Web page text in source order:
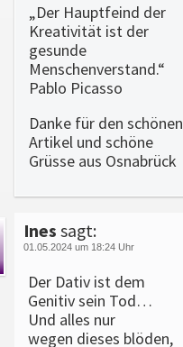
„Der Hauptfeind der
Kreativität ist der
gesunde
Menschenverstand.“
Pablo Picasso
Danke für den schönen
Artikel und schöne
Grüsse aus Osnabrück
Ines sagt:
01.05.2024 um 18:24 Uhr
Der Dativ ist dem
Genitiv sein Tod…
Und alles nur
wegen dieses blöden,